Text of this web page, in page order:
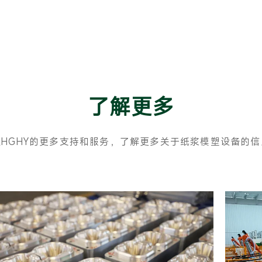
了解更多
的更多支持和服务，了解更多关于纸浆模塑设备的